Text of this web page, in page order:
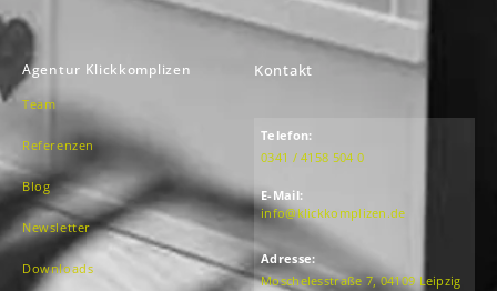
Agentur Klickkomplizen
Team
Referenzen
Blog
Newsletter
Downloads
Kontakt
Telefon:
0341 / 4158 504 0
E-Mail:
info@klickkomplizen.de
Adresse:
Moschelesstraße 7, 04109 Leipzig